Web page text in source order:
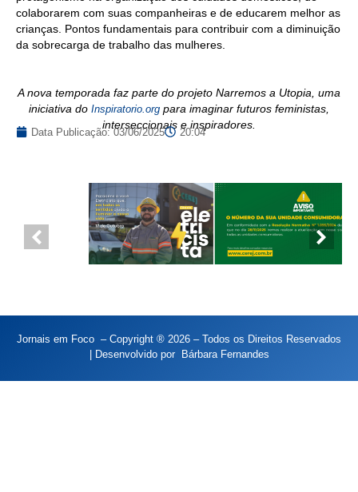
colaborarem com suas companheiras e de educarem melhor as
crianças. Pontos fundamentais para contribuir com a diminuição
da sobrecarga de trabalho das mulheres.
A nova temporada faz parte do projeto Narremos a Utopia, uma
iniciativa do Inspiratorio.org para imaginar futuros feministas,
interseccionais e inspiradores.
Data Publicação:03/06/2025 20:04
Jornais em Foco – Copyright ® 2026 – Todos os Direitos Reservados
| Desenvolvido por
Bárbara Fernandes